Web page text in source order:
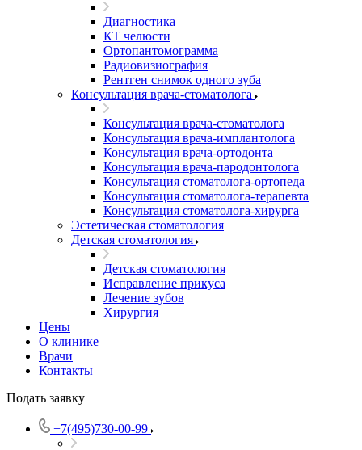
Диагностика
КТ челюсти
Ортопантомограмма
Радиовизиография
Рентген снимок одного зуба
Консультация врача-стоматолога
Консультация врача-стоматолога
Консультация врача-имплантолога
Консультация врача-ортодонта
Консультация врача-пародонтолога
Консультация стоматолога-ортопеда
Консультация стоматолога-терапевта
Консультация стоматолога-хирурга
Эстетическая стоматология
Детская стоматология
Детская стоматология
Исправление прикуса
Лечение зубов
Хирургия
Цены
О клинике
Врачи
Контакты
Подать заявку
+7(495)730-00-99